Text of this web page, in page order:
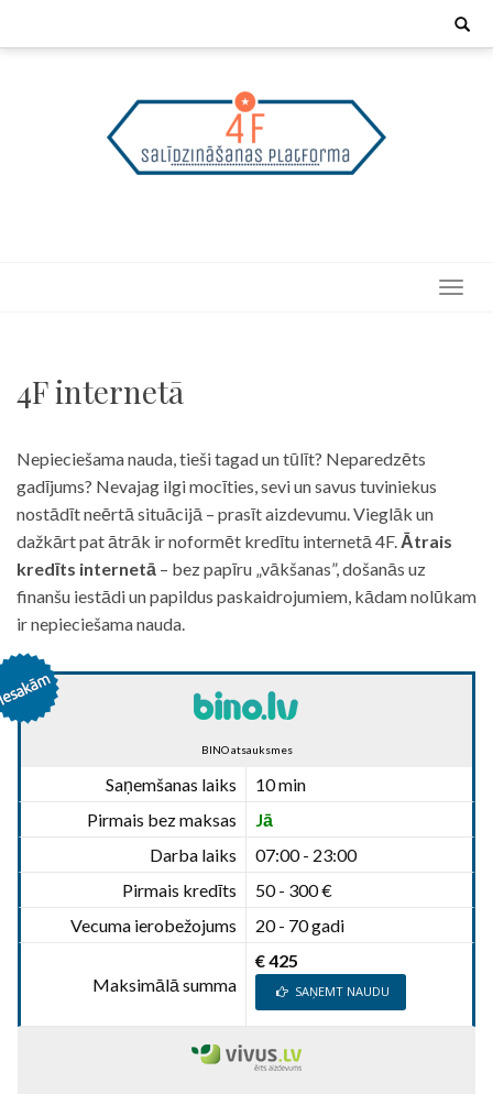
Search
4F internetā
Nepieciešama nauda, tieši tagad un tūlīt? Neparedzēts
gadījums? Nevajag ilgi mocīties, sevi un savus tuviniekus
nostādīt neērtā situācijā – prasīt aizdevumu. Vieglāk un
dažkārt pat ātrāk ir noformēt kredītu internetā 4F. Ātrais
kredīts internetā – bez papīru „vākšanas”, došanās uz
finanšu iestādi un papildus paskaidrojumiem, kādam nolūkam
ir nepieciešama nauda.
BINO atsauksmes
Saņemšanas laiks
10 min
Pirmais bez maksas
Jā
Darba laiks
07:00 - 23:00
Pirmais kredīts
50 - 300 €
Vecuma ierobežojums
20 - 70 gadi
Maksimālā summa
€ 425
SAŅEMT NAUDU